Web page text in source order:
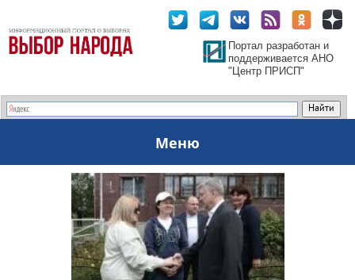
Портал разработан и
поддерживается АНО
"Центр ПРИСП"
Меню